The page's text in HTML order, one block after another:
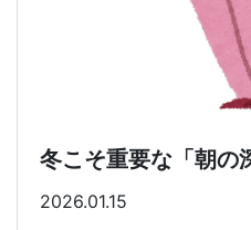
冬こそ重要な「朝の
2026.01.15